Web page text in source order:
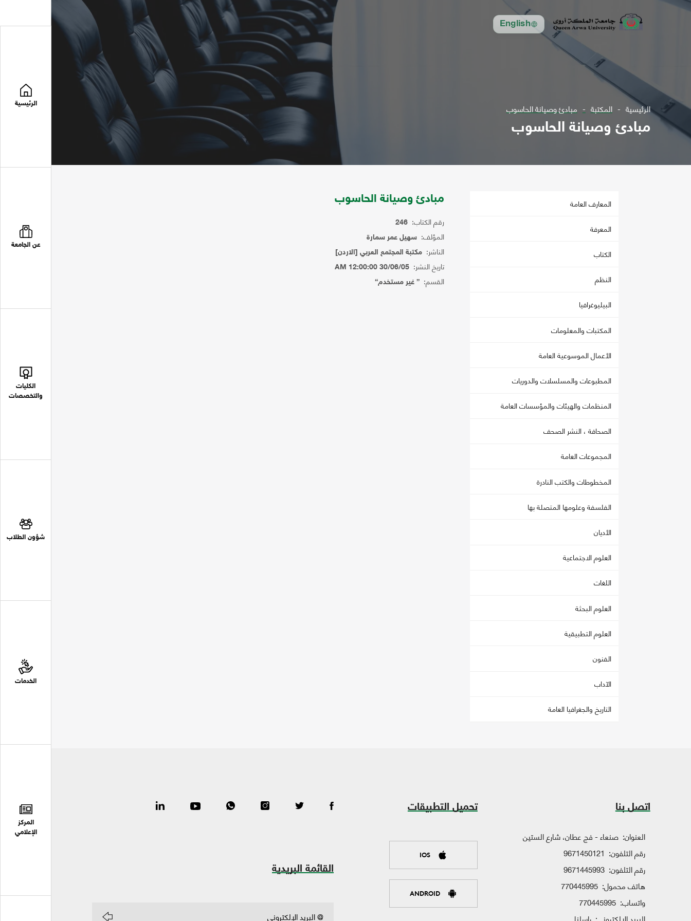
English
الرئيسية
عن الجامعة
الكليات
والتخصصات
شؤون الطلاب
الخدمات
المركز
الإعلامي
الرئيسية المكتبة مبادئ وصيانة الحاسوب
مبادئ وصيانة الحاسوب
المعارف العامة
المعرفة
الكتاب
النظم
البيليوغرافيا
المكتبات والمعلومات
الأعمال الموسوعية العامة
المطبوعات والمسلسلات والدوريات
المنظمات والهيئات والمؤسسات العامة
الصحافة ، النشر الصحف
المجموعات العامة
المخطوطات والكتب النادرة
الفلسفة وعلومها المتصلة بها
الأديان
العلوم الاجتماعية
اللغات
العلوم البحثة
العلوم التطبيقية
الفنون
الآداب
التاريخ والجغرافيا العامة
مبادئ وصيانة الحاسوب
رقم الكتاب: 246
المؤلف: سهيل عمر سمارة
الناشر: مكتبة المجتمع العربي [الاردن]
تاريخ النشر: 30/06/05 12:00:00 AM
القسم: { غير مستخدم}
اتصل بنا
العنوان: صنعاء - فج عطان، شارع الستين
رقم التلفون: 9671450121
رقم التلفون: 9671445993
هاتف محمول: 770445995
واتساب: 770445995
تحميل التطبيقات
IOS
ANDROID
القائمة البريدية